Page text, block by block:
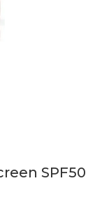
SPF50